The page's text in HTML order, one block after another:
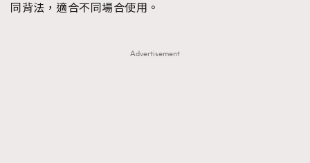
同背法，適合不同場合使用。
Advertisement